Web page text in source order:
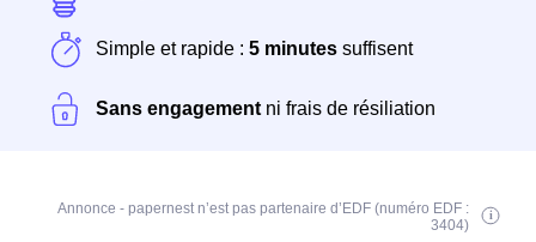
Simple et rapide : 5 minutes suffisent
Sans engagement ni frais de résiliation
Annonce - papernest n’est pas partenaire d’EDF (numéro EDF :
3404)